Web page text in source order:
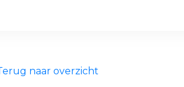
naar overzicht